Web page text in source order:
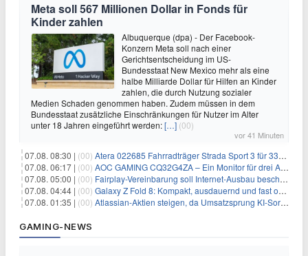
Meta soll 567 Millionen Dollar in Fonds für
Kinder zahlen
Albuquerque (dpa) - Der Facebook-
Konzern Meta soll nach einer
Gerichtsentscheidung im US-
Bundesstaat New Mexico mehr als eine
halbe Milliarde Dollar für Hilfen an Kinder
zahlen, die durch Nutzung sozialer
Medien Schaden genommen haben. Zudem müssen in dem
Bundesstaat zusätzliche Einschränkungen für Nutzer im Alter
unter 18 Jahren eingeführt werden:[…] (00)
vor 41 Minuten
07.08. 08:30 | (00) Atera 022685 Fahrradträger Strada Sport 3 für 337,48€
07.08. 06:17 | (00) AOC GAMING CQ32G4ZA – Ein Monitor für drei Arten von Spielen
07.08. 05:00 | (00) Fairplay-Vereinbarung soll Internet-Ausbau beschleunigen
07.08. 04:44 | (00) Galaxy Z Fold 8: Kompakt, ausdauernd und fast ohne Falte
07.08. 01:35 | (00) Atlassian-Aktien steigen, da Umsatzsprung KI-Sorgen dämpft
GAMING-NEWS